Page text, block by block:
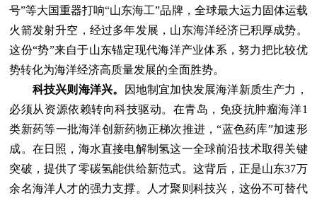
号”等大国重器打响“山东海工”品牌，全球最大运力固体运载
火箭发射升空，经过多年发展，山东海洋经济已积厚成势。
这份“势”来自于山东锚定现代海洋产业体系，努力把比较优
势转化为海洋经济高质量发展的全面胜势。
科技兴则海洋兴。
因地制宜加快发展海洋新质生产力，
必须从资源依赖转向科技驱动。在青岛，免疫抗肿瘤海洋1
类新药等一批海洋创新药物正梯次推进，“蓝色药库”加速形
成。在日照，海水直接电解制氢这一全球前沿技术取得关键
突破，提供了零碳氢能供给新范式。这背后，正是山东37万
余名海洋人才的强力支撑。人才聚则科技兴，这份不可替代